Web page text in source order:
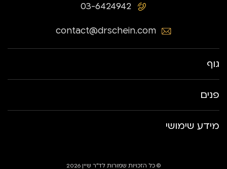
03-6424942
contact@drschein.com
גוף
פנים
מידע שימושי
© כל הזכויות שמורות לד״ר שיין 2026